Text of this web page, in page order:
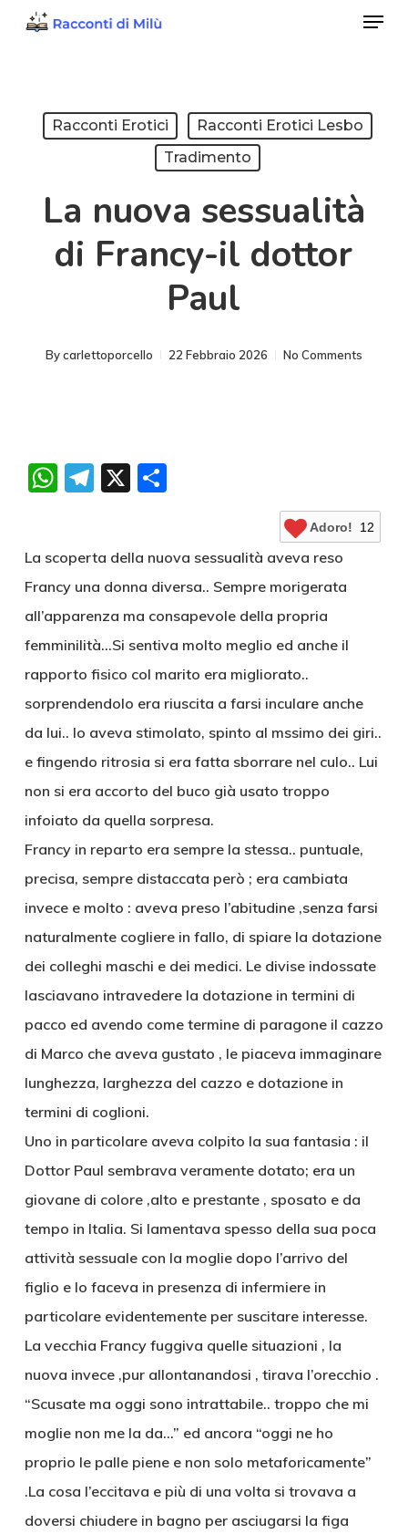
Menu
Racconti Erotici
Racconti Erotici Lesbo
Tradimento
La nuova sessualità
di Francy-il dottor
Paul
Bycarlettoporcello 22 Febbraio 2026 No Comments
WhatsApp
Telegram
X Condividi
Adoro! 12
La scoperta della nuova sessualità aveva reso
Francy una donna diversa.. Sempre morigerata
all’apparenza ma consapevole della propria
femminilità…Si sentiva molto meglio ed anche il
rapporto fisico col marito era migliorato..
sorprendendolo era riuscita a farsi inculare anche
da lui.. lo aveva stimolato, spinto al mssimo dei giri..
e fingendo ritrosia si era fatta sborrare nel culo.. Lui
non si era accorto del buco già usato troppo
infoiato da quella sorpresa.
Francy in reparto era sempre la stessa.. puntuale,
precisa, sempre distaccata però ; era cambiata
invece e molto : aveva preso l’abitudine ,senza farsi
naturalmente cogliere in fallo, di spiare la dotazione
dei colleghi maschi e dei medici. Le divise indossate
lasciavano intravedere la dotazione in termini di
pacco ed avendo come termine di paragone il cazzo
di Marco che aveva gustato , le piaceva immaginare
lunghezza, larghezza del cazzo e dotazione in
termini di coglioni.
Uno in particolare aveva colpito la sua fantasia : il
Dottor Paul sembrava veramente dotato; era un
giovane di colore ,alto e prestante , sposato e da
tempo in Italia. Si lamentava spesso della sua poca
attività sessuale con la moglie dopo l’arrivo del
figlio e lo faceva in presenza di infermiere in
particolare evidentemente per suscitare interesse.
La vecchia Francy fuggiva quelle situazioni , la
nuova invece ,pur allontanandosi , tirava l’orecchio .
“Scusate ma oggi sono intrattabile.. troppo che mi
moglie non me la da…” ed ancora “oggi ne ho
proprio le palle piene e non solo metaforicamente”
.La cosa l’eccitava e più di una volta si trovava a
doversi chiudere in bagno per asciugarsi la figa